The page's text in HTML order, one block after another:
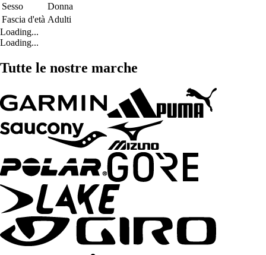
Sesso
Donna
Fascia d'età Adulti
Loading...
Loading...
Tutte le nostre marche